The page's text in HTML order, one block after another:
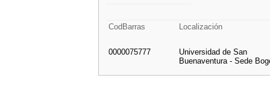
CodBarras Localización
0000075777
Universidad de San
Buenaventura - Sede